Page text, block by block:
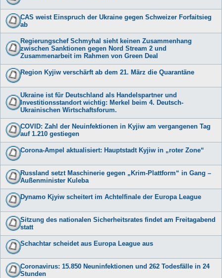
CAS weist Einspruch der Ukraine gegen Schweizer Forfaitsieg
ab
Regierungschef Schmyhal sieht keinen Zusammenhang
zwischen Sanktionen gegen Nord Stream 2 und
Zusammenarbeit im Rahmen von Green Deal
Region Kyjiw verschärft ab dem 21. März die Quarantäne
Ukraine ist für Deutschland als Handelspartner und
Investitionsstandort wichtig: Merkel beim 4. Deutsch-
Ukrainischen Wirtschaftsforum.
COVID: Zahl der Neuinfektionen in Kyjiw am vergangenen Tag
auf 1.210 gestiegen
Corona-Ampel aktualisiert: Hauptstadt Kyjiw in „roter Zone“
Russland setzt Maschinerie gegen „Krim-Plattform“ in Gang –
Außenminister Kuleba
Dynamo Kjyiw scheitert im Achtelfinale der Europa League
Sitzung des nationalen Sicherheitsrates findet am Freitagabend
statt
Schachtar scheidet aus Europa League aus
Coronavirus: 15.850 Neuninfektionen und 262 Todesfälle in 24
Stunden